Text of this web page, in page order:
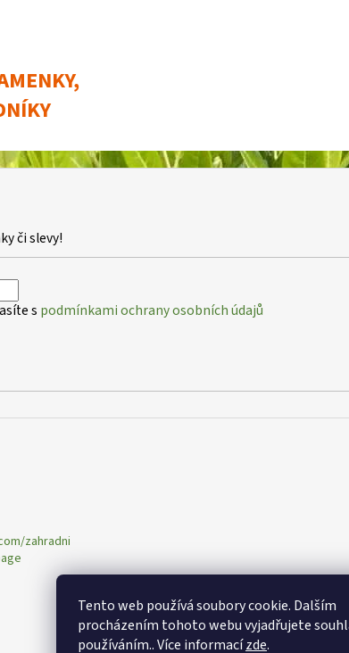
Tento web používá soubory cookie. Dalším
procházením tohoto webu vyjadřujete
používáním.. Více informacízde.
či slevy!
s podmínkami ochrany osobních údajů
zahradni